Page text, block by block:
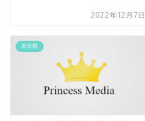
2022年12月7日
未分類